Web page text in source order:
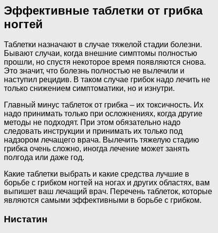
Эффективные таблетки от грибка
ногтей
Таблетки назначают в случае тяжелой стадии болезни.
Бывают случаи, когда внешние симптомы полностью
прошли, но спустя некоторое время появляются снова.
Это значит, что болезнь полностью не вылечили и
наступил рецидив. В таком случае грибок надо лечить не
только снижением симптоматики, но и изнутри.
Главный минус таблеток от грибка – их токсичность. Их
надо принимать только при осложнениях, когда другие
методы не подходят. При этом обязательно надо
следовать инструкции и принимать их только под
надзором лечащего врача. Вылечить тяжелую стадию
грибка очень сложно, иногда лечение может занять
полгода или даже год.
Какие таблетки выбрать и какие средства лучшие в
борьбе с грибком ногтей на ногах и других областях, вам
выпишет ваш лечащий врач. Перечень таблеток, которые
являются самыми эффективными в борьбе с грибком.
Нистатин